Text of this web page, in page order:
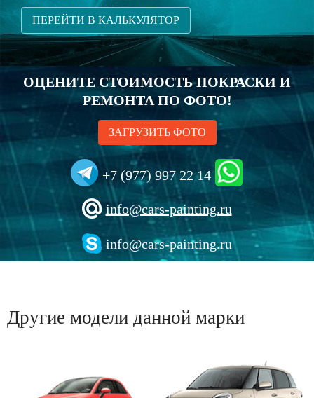
ПЕРЕЙТИ В КАЛЬКУЛЯТОР
ОЦЕНИТЕ СТОИМОСТЬ ПОКРАСКИ И
РЕМОНТА ПО ФОТО!
ЗАГРУЗИТЬ ФОТО
+7 (977) 997 22 14
info@cars-painting.ru
info@cars-painting.ru
Другие модели данной марки